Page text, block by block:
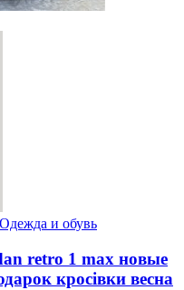
Одежда и обувь
retro 1 max новые
кросівки весна